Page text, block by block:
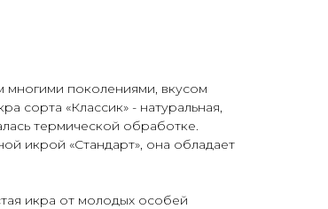
многими поколениями, вкусом
сорта «Классик» - натуральная,
термической обработке.
икрой «Стандарт», она обладает
икра от молодых особей